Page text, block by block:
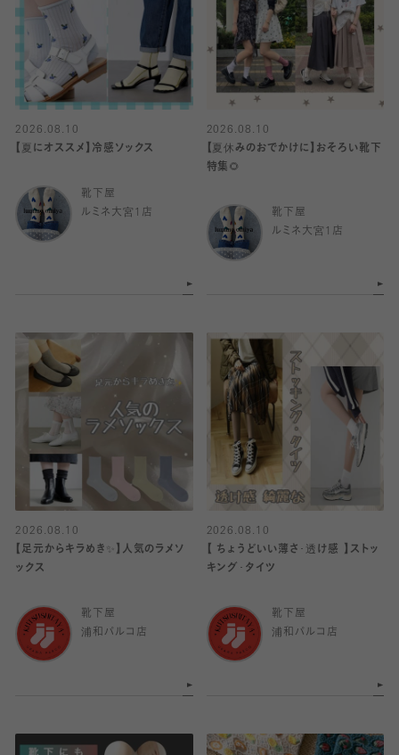
2026.08.10
【夏にオススメ】冷感ソックス
靴下屋
ルミネ大宮1店
2026.08.10
【夏休みのおでかけに】おそろい靴下
特集🌻
靴下屋
ルミネ大宮1店
2026.08.10
【足元からキラめき✨️】人気のラメソ
ックス
靴下屋
浦和パルコ店
2026.08.10
【 ちょうどいい薄さ･透け感 】ストッ
キング･タイツ
靴下屋
浦和パルコ店